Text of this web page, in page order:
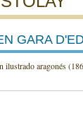
GARA
aragonés